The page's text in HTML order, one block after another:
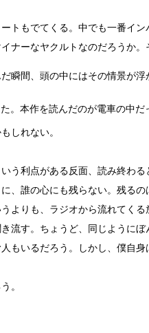
トもでてくる。中でも一番イ
ナーなヤクルトなのだろうか。
瞬間、頭の中にはその情景が
。本作を読んだのが電車の中
しれない。
う利点がある反面、読み終わ
、誰の心にも残らない。残る
よりも、ラジオから流れてく
流す。ちょうど、同じように
もいるだろう。しかし、僕自身
。